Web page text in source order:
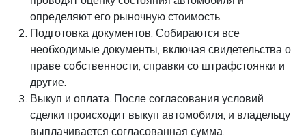
определяют его рыночную стоимость.
Подготовка документов. Собираются все
необходимые документы, включая свидетельства о
праве собственности, справки со штрафстоянки и
другие.
Выкуп и оплата. После согласования условий
сделки происходит выкуп автомобиля, и владельцу
выплачивается согласованная сумма.